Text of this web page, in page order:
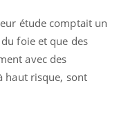
étude comptait un
foie et que des
avec des
haut risque, sont